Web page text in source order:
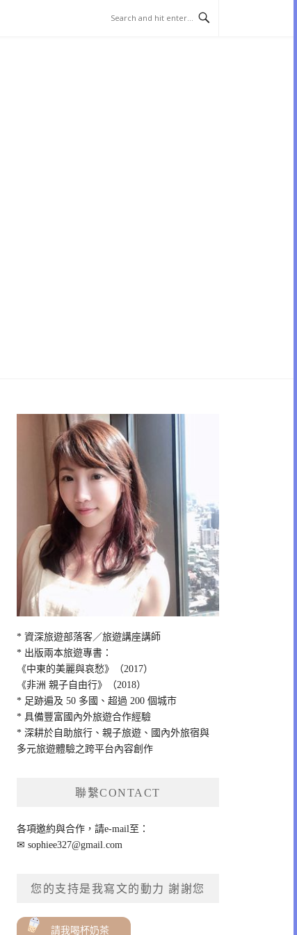
* 資深旅遊部落客／旅遊講座講師
* 出版兩本旅遊專書：
《中東的美麗與哀愁》（2017）
《非洲 親子自由行》（2018）
* 足跡遍及 50 多國、超過 200 個城市
* 具備豐富國內外旅遊合作經驗
* 深耕於自助旅行、親子旅遊、國內外旅宿與
多元旅遊體驗之跨平台內容創作
聯繫CONTACT
各項邀約與合作，請e-mail至：
✉sophiee327@gmail.com
您的支持是我寫文的動力 謝謝您
請我喝杯奶茶